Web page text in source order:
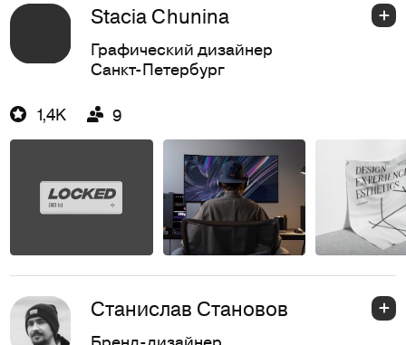
Stacia Chunina
Графический дизайнер
Санкт-Петербург
1,4K 9
Станислав Становов